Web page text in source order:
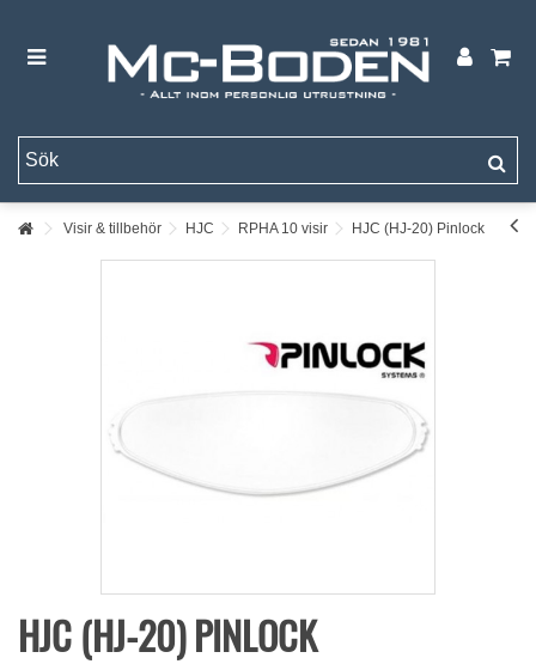
Visir & tillbehör HJC RPHA 10 visir HJC (HJ-20) Pinlock
HJC (HJ-20) PINLOCK